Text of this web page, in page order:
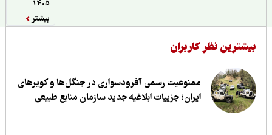
نظر کاربران
ممنوعیت رسمی آفرودسواری در جنگل‌ها و کویرهای
ایران؛ جزییات ابلاغیه جدید سازمان منابع طبیعی